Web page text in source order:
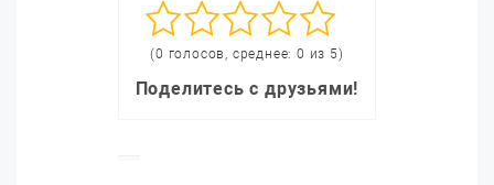
(0 голосов, среднее: 0 из 5)
Поделитесь с друзьями!